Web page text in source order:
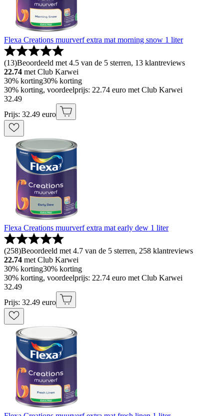
Flexa Creations muurverf extra mat morning snow 1 liter
(13)Beoordeeld met 4.5 van de 5 sterren, 13 klantreviews
22.74 met Club Karwei
30% korting30% korting
30% korting, voordeelprijs: 22.74 euro met Club Karwei
32.49
Prijs: 32.49 euro
Flexa Creations muurverf extra mat early dew 1 liter
(258)Beoordeeld met 4.7 van de 5 sterren, 258 klantreviews
22.74 met Club Karwei
30% korting30% korting
30% korting, voordeelprijs: 22.74 euro met Club Karwei
32.49
Prijs: 32.49 euro